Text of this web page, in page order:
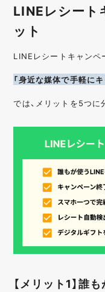
LINEレシート
ット
LINEレシートキャンペ
「身近な媒体で手軽に
では、メリットを5つに
【メリット1】誰